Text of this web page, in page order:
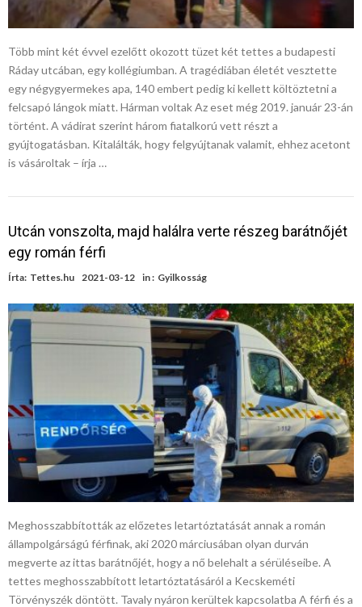
Több mint két évvel ezelőtt okozott tüzet két tettes a budapesti
Ráday utcában, egy kollégiumban. A tragédiában életét vesztette
egy négygyermekes apa, 140 embert pedig ki kellett költöztetni a
felcsapó lángok miatt. Hárman voltak Az eset még 2019. január 23-án
történt. A vádirat szerint három fiatalkorú vett részt a
gyújtogatásban. Kitalálták, hogy felgyújtanak valamit, ehhez acetont
is vásároltak – írja …
Utcán vonszolta, majd halálra verte részeg barátnőjét
egy román férfi
Írta: Tettes.hu 2021-03-12 in : Gyilkosság
Meghosszabbították az előzetes letartóztatását annak a román
állampolgárságú férfinak, aki 2020 márciusában olyan durván
megverte az ittas barátnőjét, hogy a nő belehalt a sérüléseibe. A
tettes meghosszabbított letartóztatásáról a Kecskeméti
Törvényszék döntött. Tavaly nyáron kerültek kapcsolatba A férfi és a